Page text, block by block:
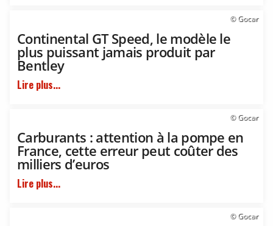
© Gocar
Continental GT Speed, le modèle le
plus puissant jamais produit par
Bentley
Lire plus...
© Gocar
Carburants : attention à la pompe en
France, cette erreur peut coûter des
milliers d’euros
Lire plus...
© Gocar